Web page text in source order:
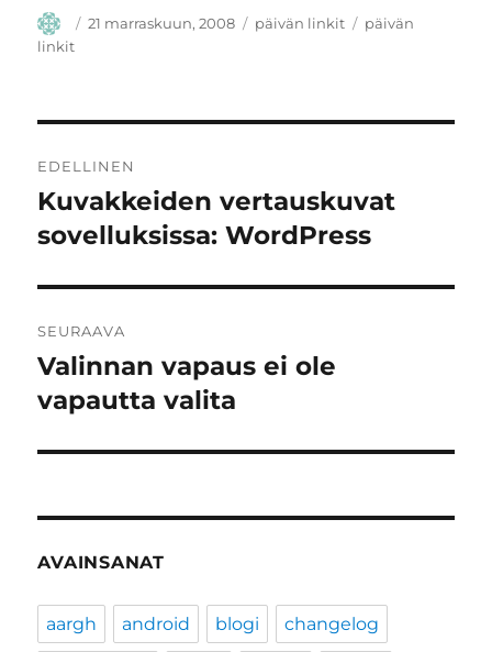
Kirjoittaja
Julkaistu
21 marraskuun, 2008 Kategoriat
päivän linkit Avainsanat
päivän
linkit
selaus
EDELLINEN
Edellinen
artikkeli:
Kuvakkeiden vertauskuvat
sovelluksissa: WordPress
SEURAAVA
Seuraava
artikkeli:
Valinnan vapaus ei ole
vapautta valita
AVAINSANAT
aargh android blogi changelog